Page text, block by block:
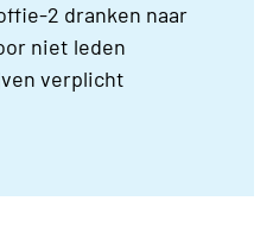
2 dranken naar
niet leden
verplicht